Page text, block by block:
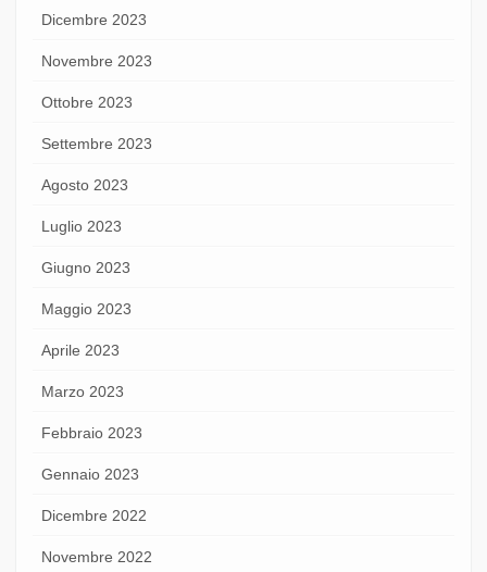
Dicembre 2023
Novembre 2023
Ottobre 2023
Settembre 2023
Agosto 2023
Luglio 2023
Giugno 2023
Maggio 2023
Aprile 2023
Marzo 2023
Febbraio 2023
Gennaio 2023
Dicembre 2022
Novembre 2022